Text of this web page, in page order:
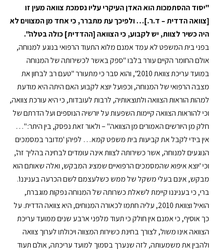
"יסוד ההסתמכות הוא האדן העיקרי עליו נסמכת צוואה מעין זו
[צוואה הדדית – ד.ר.]… ולפיכך עת מתברר, כי אחד מן המצווים לא
היה כשיר לצוות, יש לקבוע, כי הצוואה [ההדדית] כולה בטלה".
בפני בית המשפט לא עמד אמנם מלוא התעוד הרפואי בנוגע למנוחה,
אולם החומר הקיים עורר בלבו "ספק באשר לכשירותה של המנוחה
במועד עריכת צוואת 2010", והוא סבר כי מתעורר "טעם רב לבחון את
מצבה הרפואי של המנוחה, וכפועל יוצא לקבוע האם היתה היא מודעת
למהות הוראות הצוואה ולתוצאותיה, לרבות לעובדות, כי היא עורכת צוואה,
וכי להוראות הצוואה קיימות השפעות על יורשיה הנוספים ועל הדרתם של
חלק מן היורשים האמורים מן הצוואה" – ולאור זאת נפסק, בין היתר: "…
אין בידי לקבל את קביעות בית משפט קמא… לפיהן 'מדובר במסמכים
הנוגעים למנוחה, אשר כשירותה לצוות אינה עומדים לבחינה בהליך זה',
וכי 'יוצא איפוא שהמסמכים הרפואיים שמציג המבקש, ואלה שאותם הוא
מבקש, אינם בעלי משקל של ממש כשלעצמם לשם הכרעה בעניננו'.
ברי, כי בעניננו קיימת לשאלת כשרותה של המנוחה נפקות מוגברת,
הואיל וצוואת 2010, עליה חתמו לכאורה המנוחים, היא צוואה הדדית. על
כך אוסיף, כי אמנם אין חולק כי תעוד מלפני ארבע שנים ממועד עריכת
הצוואה אינו משול, לצורך בחינת כשירות המצווה ויכולתו לערוך צוואה
ולהבין את משמעותה, לזה שנערך בסמוך למועד עריכתה, אולם תעוד